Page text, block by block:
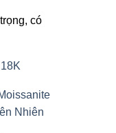
có
18K
Nhiên